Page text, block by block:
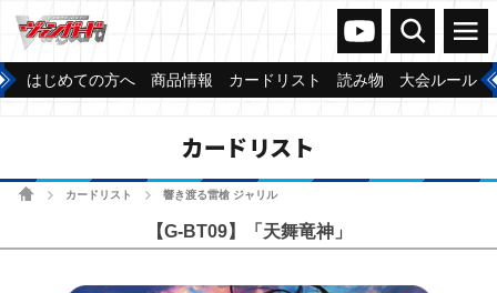
ヴァンガードch
検索 メニュー
はじめての方へ 商品情報 カードリスト 読み物 大会ルール
カードリスト
ホームカードリスト 響き渡る雷槍 ジャリル
【G-BT09】「天舞竜神」